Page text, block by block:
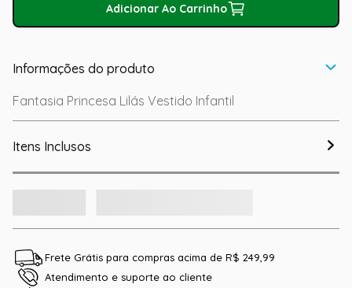
Adicionar Ao Carrinho
Informações do produto
Fantasia Princesa Lilás Vestido Infantil
Itens Inclusos
Frete Grátis para compras acima de R$ 249,99
Atendimento e suporte ao cliente